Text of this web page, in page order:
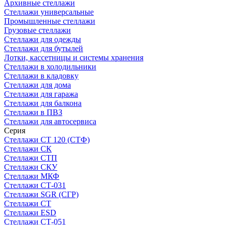
Архивные стеллажи
Стеллажи универсальные
Промышленные стеллажи
Грузовые стеллажи
Стеллажи для одежды
Стеллажи для бутылей
Лотки, кассетницы и системы хранения
Стеллажи в холодильники
Стеллажи в кладовку
Стеллажи для дома
Стеллажи для гаража
Стеллажи для балкона
Стеллажи в ПВЗ
Стеллажи для автосервиса
Серия
Стеллажи СТ 120 (СТФ)
Стеллажи СК
Стеллажи СТП
Стеллажи СКУ
Стеллажи МКФ
Стеллажи СТ-031
Стеллажи SGR (СГР)
Стеллажи СТ
Стеллажи ESD
Стеллажи СТ-051